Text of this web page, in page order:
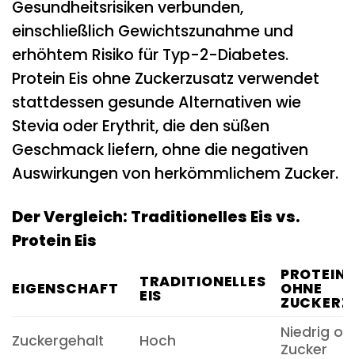
Gesundheitsrisiken verbunden,
einschließlich Gewichtszunahme und
erhöhtem Risiko für Typ-2-Diabetes.
Protein Eis ohne Zuckerzusatz verwendet
stattdessen gesunde Alternativen wie
Stevia oder Erythrit, die den süßen
Geschmack liefern, ohne die negativen
Auswirkungen von herkömmlichem Zucker.
Der Vergleich: Traditionelles Eis vs.
Protein Eis
EIGENSCHAFT TRADITIONELLES
EIS
PROTEIN
OHNE
Zuckergehalt
Hoch
Niedrig
Zucker